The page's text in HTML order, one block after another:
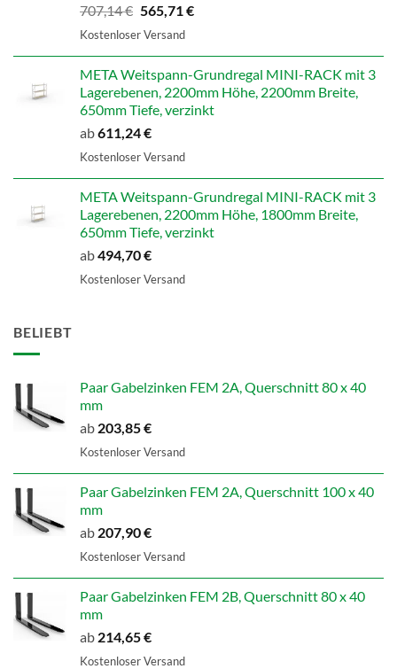
707,14€ Ursprünglicher
Preis
565,71€Aktueller
Kostenloser Versand
META Weitspann-Grundregal MINI-RACK mit 3
Lagerebenen, 2200mm Höhe, 2200mm Breite,
650mm Tiefe, verzinkt
ab611,24€
Kostenloser Versand
META Weitspann-Grundregal MINI-RACK mit 3
Lagerebenen, 2200mm Höhe, 1800mm Breite,
650mm Tiefe, verzinkt
ab494,70€
Kostenloser Versand
BELIEBT
Paar Gabelzinken FEM 2A, Querschnitt 80 x 40
mm
ab 203,85€
Kostenloser Versand
Paar Gabelzinken FEM 2A, Querschnitt 100 x 40
mm
ab 207,90€
Kostenloser Versand
Paar Gabelzinken FEM 2B, Querschnitt 80 x 40
mm
ab 214,65€
Kostenloser Versand